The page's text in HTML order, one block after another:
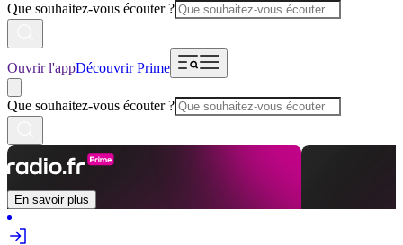
Que souhaitez-vous écouter ?
Ouvrir l'appDécouvrir Prime
Que souhaitez-vous écouter ?
En savoir plus